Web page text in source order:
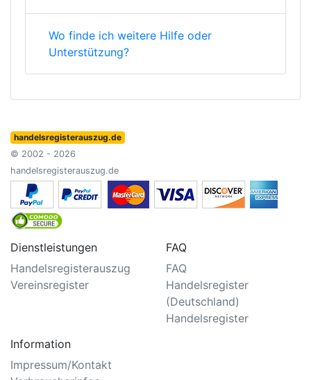
Wo finde ich weitere Hilfe oder
Unterstützung?
handelsregisterauszug.de
© 2002 - 2026
handelsregisterauszug.de
Dienstleistungen
Handelsregisterauszug
Vereinsregister
FAQ
FAQ
Handelsregister
(Deutschland)
Handelsregister
Information
Impressum/Kontakt